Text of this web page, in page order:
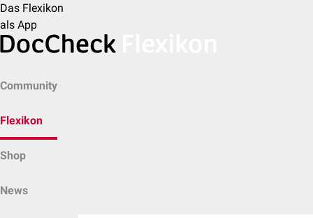
Das Flexikon
als App
Community
Flexikon
Shop
News